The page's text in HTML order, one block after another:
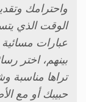
واحترامك
الوقت الذي
عبارات
بينهم، اختر
تراها مناسبة
حبيبك أو مع